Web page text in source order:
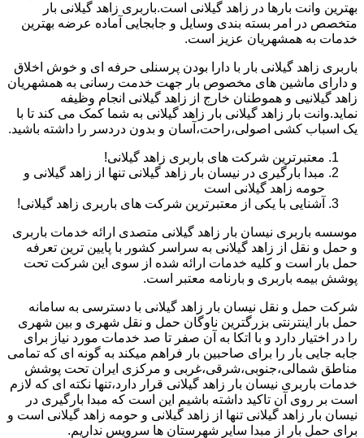
بهترین وانت بارها در زاهد گیلانی است.باربری زاهد گیلانی بار
متخصص در امر بسته بندی وسایل و جابجایی آماده عرضه بهترین
خدمات به همشهریان عزیز است.
باربری زاهد گیلانی بار با دارا بودن پرسنلی حرفه ای و خوش اخلاق
و دارای ماشین های مخصوص بار جهت خدمت رسانی به همشهریان
زاهد گیلانیی و هموطنان خارج از زاهد گیلانی انجام وظیفه
نماید.وانت بار زاهد گیلانی بار زاهد گیلانی به شما کمک می کند تا با
یک اسباب کشی اصولی،راحت،آسان و بدون دردسر را داشته باشید.
معتبرترین شرکت های باربری زاهد گیلانی!
مبدا بارگیری در نیسان بار زاهد گیلانی تنها از زاهد گیلانی و
حومه زاهد گیلانی است
آشنایی با یکی از معتبرترین شرکت های باربری زاهد گیلانی!
موسسه باربری نیسان بار زاهد گیلانی متصدی ارائه خدمات باربری
و حمل و نقل از زاهد گیلانی به سراسر کشور با پایین ترین تعرفه
حمل بار است و کلیه خدمات ارائه شده از سوی این شرکت تحت
پوشش بیمه باربری و بارنامه معتبر است.
شرکت حمل و نقل نیسان بار زاهد گیلانی با دسترسی به سامانه
حمل بار اینترنتی بزرگترین ناوگان حمل و نقل شهری و بین شهری
را در اختیار دارد و با اتکا به آن صفر تا صد خدمات مورد نیاز برای
جابه جایی بار را برای صاحبین بار فراهم میکند به گونه ای که تمامی
مناطق شمالی،جنوبی،شرقی،غربی و مرکزی ایران تحت پوشش
خدمات باربری نیسان بار زاهد گیلانی قرار دارد،تنها نکته ای که لازم
است بر روی آن تاکید داشته باشیم این است که مبدا بارگیری در
نیسان بار زاهد گیلانی تنها از زاهد گیلانی و حومه زاهد گیلانی است و
برای حمل بار از مبدا سایر شهرستان ها سرویس نداریم.